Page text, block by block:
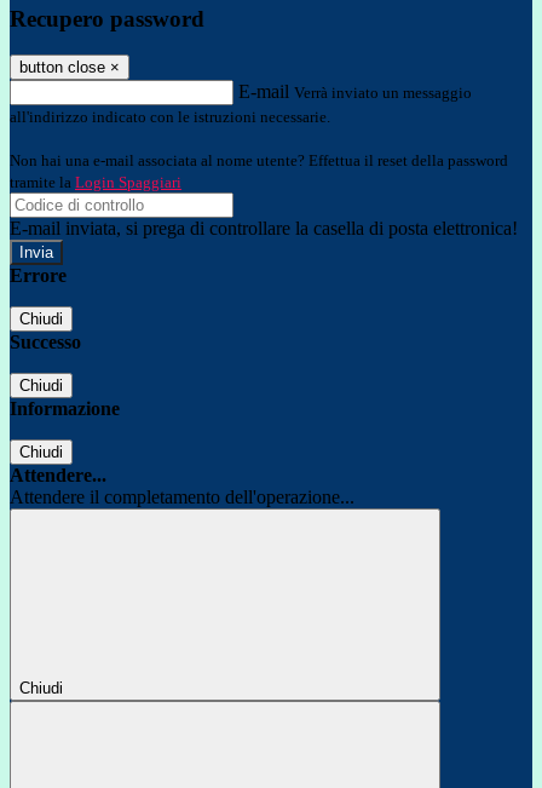
Recupero password
button close ×
E-mail Verrà inviato un messaggio
all'indirizzo indicato con le istruzioni necessarie.
Non hai una e-mail associata al nome utente? Effettua il reset della password
tramite la Login Spaggiari
E-mail inviata, si prega di controllare la casella di posta elettronica!
Errore
Chiudi
Successo
Chiudi
Informazione
Chiudi
Attendere...
Attendere il completamento dell'operazione...
Chiudi